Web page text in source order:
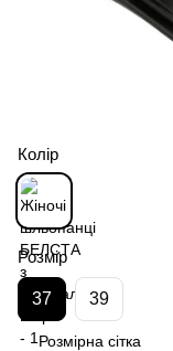
Колір
Розмір
37 39
Розмірна сітка